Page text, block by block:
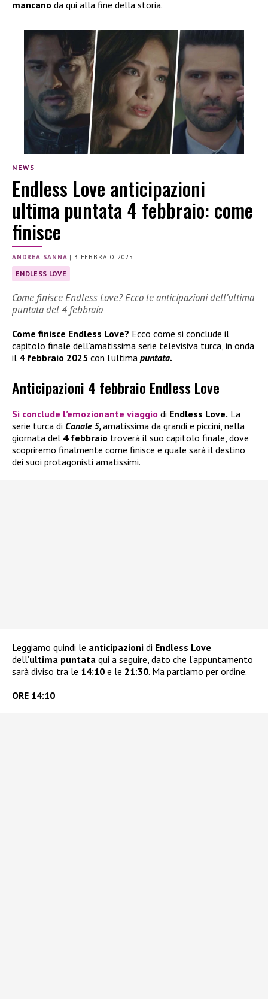
mancano da qui alla fine della storia.
NEWS
Endless Love anticipazioni
ultima puntata 4 febbraio: come
finisce
ANDREA SANNA |3 FEBBRAIO 2025
ENDLESS LOVE
Come finisce Endless Love? Ecco le anticipazioni dell’ultima
puntata del 4 febbraio
Come finisce Endless Love? Ecco come si conclude il
capitolo finale dell’amatissima serie televisiva turca, in onda
il 4 febbraio 2025 con l’ultima puntata.
Anticipazioni 4 febbraio Endless Love
Si conclude l’emozionante viaggio di Endless Love. La
serie turca di Canale 5,amatissima da grandi e piccini, nella
giornata del 4 febbraio troverà il suo capitolo finale, dove
scopriremo finalmente come finisce e quale sarà il destino
dei suoi protagonisti amatissimi.
Leggiamo quindi le anticipazioni di Endless Love
dell’ultima puntata qui a seguire, dato che l’appuntamento
sarà diviso tra le 14:10 e le 21:30. Ma partiamo per ordine.
ORE 14:10